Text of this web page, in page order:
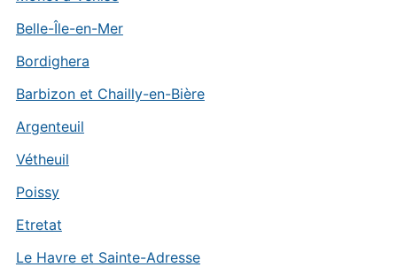
Belle-Île-en-Mer
Bordighera
Barbizon et Chailly-en-Bière
Argenteuil
Vétheuil
Poissy
Etretat
Le Havre et Sainte-Adresse